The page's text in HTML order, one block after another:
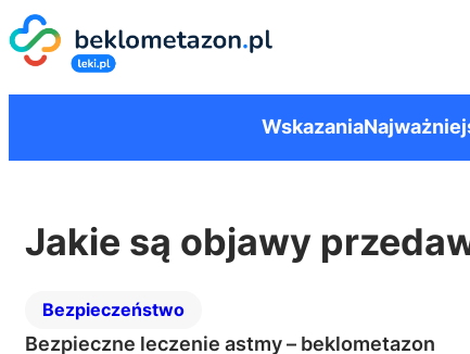
Wskazania
Jakie są objawy
Bezpieczeństwo
Bezpieczne leczenie astmy – beklometazon